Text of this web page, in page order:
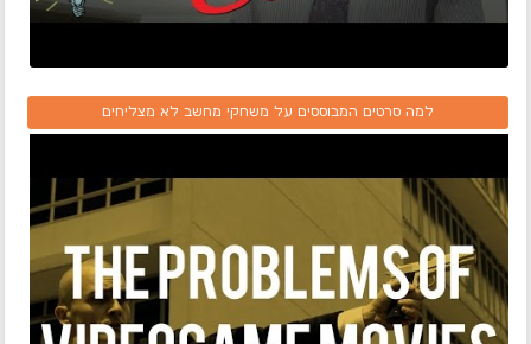
למה סרטים המבוססים על משחקי מחשב לא מצליחים